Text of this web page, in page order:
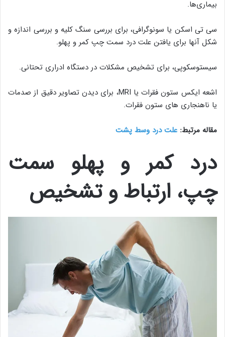
بیماری‌ها.
سی تی اسکن یا سونوگرافی، برای بررسی سنگ کلیه و بررسی اندازه و
شکل آنها برای یافتن علت درد سمت چپ کمر و پهلو.
سیستوسکوپی، برای تشخیص مشکلات در دستگاه ادراری تحتانی.
اشعه ایکس ستون فقرات یا MRI، برای دیدن تصاویر دقیق از صدمات
یا ناهنجاری های ستون فقرات.
مقاله مرتبط: علت درد وسط پشت
درد کمر و پهلو سمت
چپ، ارتباط و تشخیص